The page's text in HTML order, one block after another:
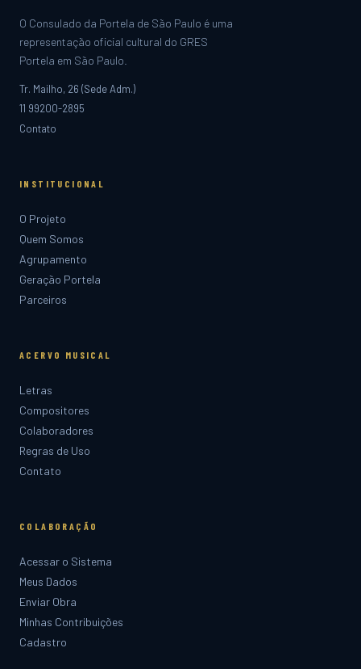
O Consulado da Portela de São Paulo é uma
representação oficial cultural do GRES
Portela em São Paulo.
Tr. Mailho, 26 (Sede Adm.)
11 99200-2895
Contato
INSTITUCIONAL
O Projeto
Quem Somos
Agrupamento
Geração Portela
Parceiros
ACERVO MUSICAL
Letras
Compositores
Colaboradores
Regras de Uso
Contato
COLABORAÇÃO
Acessar o Sistema
Meus Dados
Enviar Obra
Minhas Contribuições
Cadastro